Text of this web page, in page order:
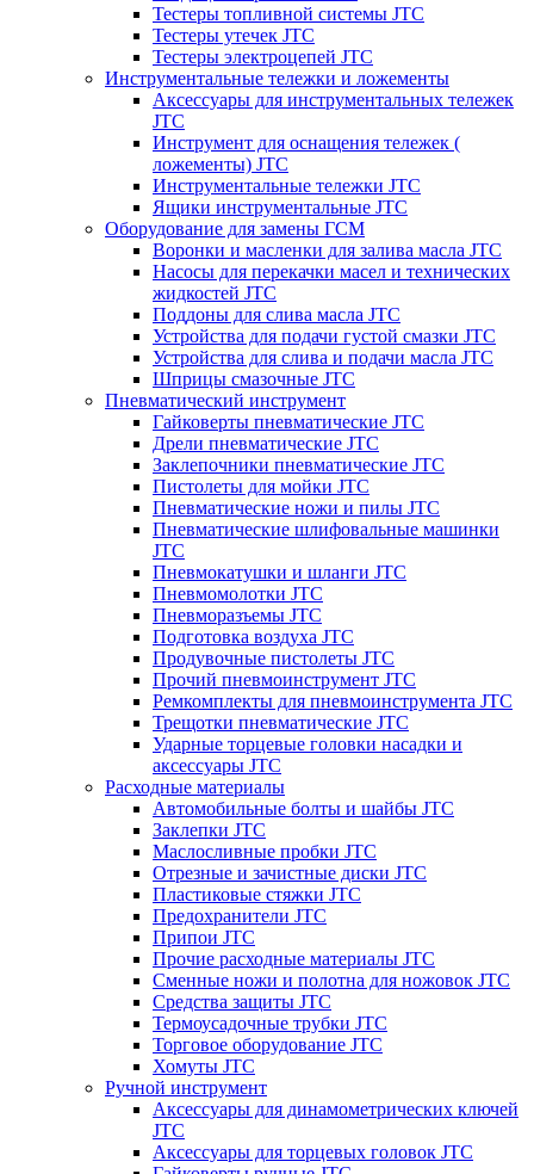
Тестеры топливной системы JTC
Тестеры утечек JTC
Тестеры электроцепей JTC
Инструментальные тележки и ложементы
Аксессуары для инструментальных тележек
JTC
Инструмент для оснащения тележек (
ложементы) JTC
Инструментальные тележки JTC
Ящики инструментальные JTC
Оборудование для замены ГСМ
Воронки и масленки для залива масла JTC
Насосы для перекачки масел и технических
жидкостей JTC
Поддоны для слива масла JTC
Устройства для подачи густой смазки JTC
Устройства для слива и подачи масла JTC
Шприцы смазочные JTC
Пневматический инструмент
Гайковерты пневматические JTC
Дрели пневматические JTC
Заклепочники пневматические JTC
Пистолеты для мойки JTC
Пневматические ножи и пилы JTC
Пневматические шлифовальные машинки
JTC
Пневмокатушки и шланги JTC
Пневмомолотки JTC
Пневморазъемы JTC
Подготовка воздуха JTC
Продувочные пистолеты JTC
Прочий пневмоинструмент JTC
Ремкомплекты для пневмоинструмента JTC
Трещотки пневматические JTC
Ударные торцевые головки насадки и
аксессуары JTC
Расходные материалы
Автомобильные болты и шайбы JTC
Заклепки JTC
Маслосливные пробки JTC
Отрезные и зачистные диски JTC
Пластиковые стяжки JTC
Предохранители JTC
Припои JTC
Прочие расходные материалы JTC
Сменные ножи и полотна для ножовок JTC
Средства защиты JTC
Термоусадочные трубки JTC
Торговое оборудование JTC
Хомуты JTC
Ручной инструмент
Аксессуары для динамометрических ключей
JTC
Аксессуары для торцевых головок JTC